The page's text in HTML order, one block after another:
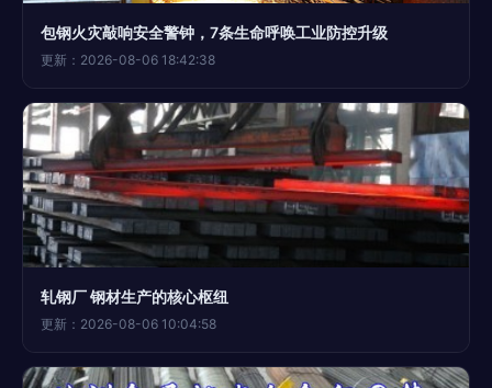
包钢火灾敲响安全警钟，7条生命呼唤工业防控升级
更新：2026-08-06 18:42:38
轧钢厂 钢材生产的核心枢纽
更新：2026-08-06 10:04:58